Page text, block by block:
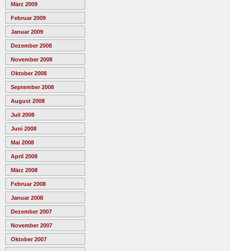
März 2009
Februar 2009
Januar 2009
Dezember 2008
November 2008
Oktober 2008
September 2008
August 2008
Juli 2008
Juni 2008
Mai 2008
April 2008
März 2008
Februar 2008
Januar 2008
Dezember 2007
November 2007
Oktober 2007